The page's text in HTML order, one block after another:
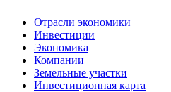
Отрасли экономики
Инвестиции
Экономика
Компании
Земельные участки
Инвестиционная карта